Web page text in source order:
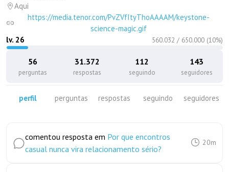
Aqui
https://media.tenor.com/PvZVfItyThoAAAAM/keystone-
science-magic.gif
lv. 26 560.032 / 650.000 (10%)
56
perguntas
31.372
respostas
112
seguindo
143
seguidores
perfil perguntas respostas seguindo seguidores
comentou resposta em Por que encontros
casual nunca vira relacionamento sério?
20m